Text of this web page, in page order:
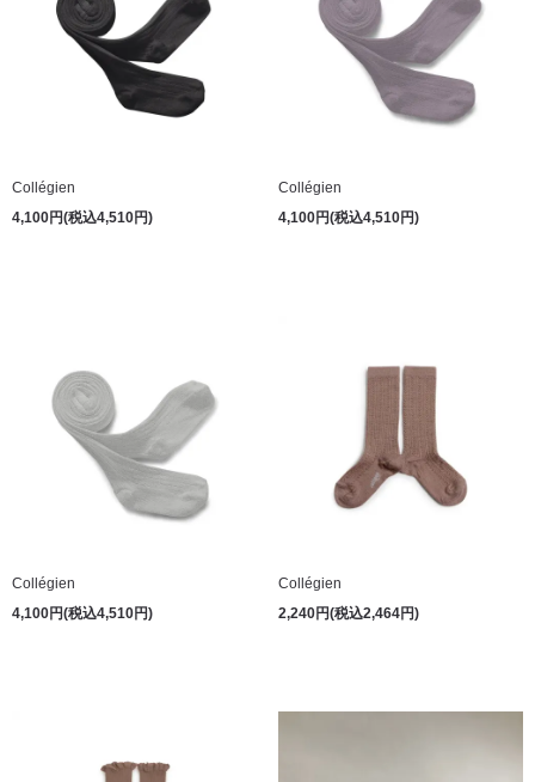
Collégien
4,100円(税込4,510円)
Collégien
4,100円(税込4,510円)
Collégien
4,100円(税込4,510円)
Collégien
2,240円(税込2,464円)